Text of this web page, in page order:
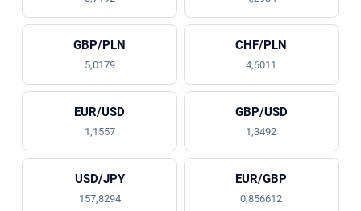
GBP/PLN
5,0179
CHF/PLN
4,6011
EUR/USD
1,1557
GBP/USD
1,3492
USD/JPY
157,8294
EUR/GBP
0,856612